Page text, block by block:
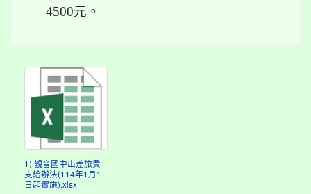
4500元。
1) 觀音國中出差旅費
支給辦法(114年1月1
日起實施).xlsx